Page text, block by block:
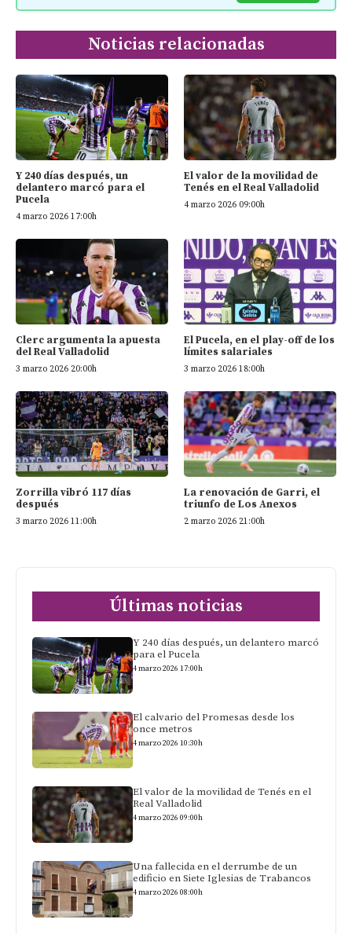
Noticias relacionadas
Y 240 días después, un
delantero marcó para el
Pucela
4 marzo 2026 17:00h
El valor de la movilidad de
Tenés en el Real Valladolid
4 marzo 2026 09:00h
Clerc argumenta la apuesta
del Real Valladolid
3 marzo 2026 20:00h
El Pucela, en el play-off de los
límites salariales
3 marzo 2026 18:00h
Zorrilla vibró 117 días
después
3 marzo 2026 11:00h
La renovación de Garri, el
triunfo de Los Anexos
2 marzo 2026 21:00h
Últimas noticias
Y 240 días después, un delantero marcó
para el Pucela
4 marzo 2026 17:00h
El calvario del Promesas desde los
once metros
4 marzo 2026 10:30h
El valor de la movilidad de Tenés en el
Real Valladolid
4 marzo 2026 09:00h
Una fallecida en el derrumbe de un
edificio en Siete Iglesias de Trabancos
4 marzo 2026 08:00h